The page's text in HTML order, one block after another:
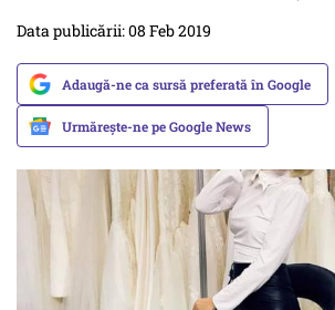
Data publicării: 08 Feb 2019
Adaugă-ne ca sursă preferată în Google
Urmărește-ne pe Google News